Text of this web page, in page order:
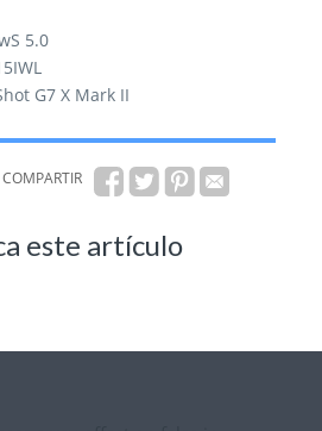
5.0
G7 X Mark II
COMPARTIR
este artículo